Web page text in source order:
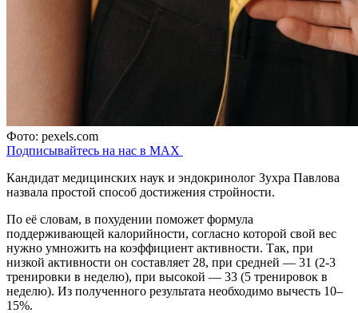
Фото: pexels.com
Подписывайтесь на нас в MAX
Кандидат медицинских наук и эндокринолог Зухра Павлова
назвала простой способ достижения стройности.
По её словам, в похудении поможет формула
поддерживающей калорийности, согласно которой свой вес
нужно умножить на коэффициент активности. Так, при
низкой активности он составляет 28, при средней — 31 (2-3
тренировки в неделю), при высокой — 33 (5 тренировок в
неделю). Из полученного результата необходимо вычесть 10–
15%.